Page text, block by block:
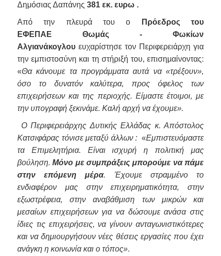
Δημόσιας Δαπάνης 381 εκ. ευρω .
Από την πλευρά του ο
Πρόεδρος του
ΕΦΕΠΑΕ
Θωμάς - Φωκίων
Αλγιανάκογλου ευχαρίστησε τον Περιφερειάρχη για
την εμπιστοσύνη και τη στήριξή του, επισημαίνοντας:
«Θα κάνουμε τα προγράμματα αυτά να «τρέξουν»,
όσο το δυνατόν καλύτερα, προς όφελος των
επιχειρήσεων και της περιοχής. Είμαστε έτοιμοι, με
την υπογραφή ξεκινάμε. Καλή αρχή να έχουμε».
Ο Περιφερειάρχης Δυτικής Ελλάδας κ. Απόστολος
Κατσιφάρας τόνισε μεταξύ άλλων : «Εμπιστευόμαστε
τα Επιμελητήρια. Είναι ισχυρή η πολιτική μας
βούληση.Μόνο με συμπράξεις μπορούμε να πάμε
στην επόμενη μέρα. Έχουμε στραμμένο το
ενδιαφέρον μας στην επιχειρηματικότητα, στην
εξωστρέφεια, στην αναβάθμιση των μικρών και
μεσαίων επιχειρήσεων για να δώσουμε ανάσα στις
ίδιες τις επιχειρήσεις, να γίνουν ανταγωνιστικότερες
και να δημιουργήσουν νέες θέσεις εργασίες που έχει
ανάγκη η κοινωνία και ο τόπος».